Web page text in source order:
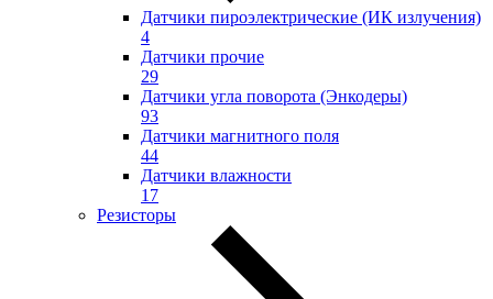
Датчики пироэлектрические (ИК излучения)
4
Датчики прочие
29
Датчики угла поворота (Энкодеры)
93
Датчики магнитного поля
44
Датчики влажности
17
Резисторы